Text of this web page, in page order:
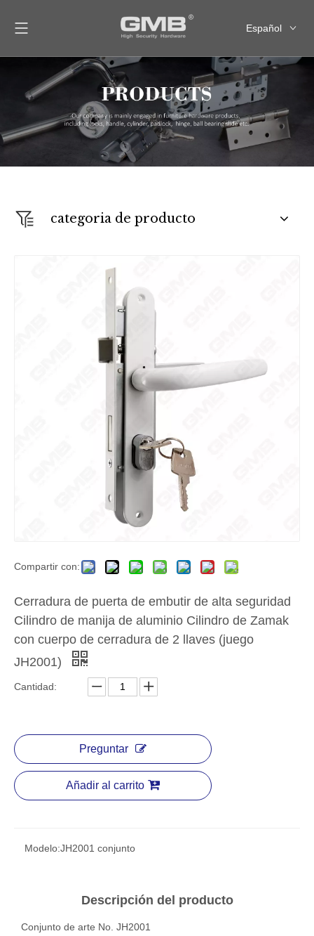
Español
العربية
Français
Pусский
categoria de producto
Compartir con:
Cerradura de puerta de embutir de alta seguridad
Cilindro de manija de aluminio Cilindro de Zamak
con cuerpo de cerradura de 2 llaves (juego
JH2001)
Cantidad:
Preguntar
Añadir al carrito
Modelo:JH2001 conjunto
Descripción del producto
Conjunto de arte No. JH2001